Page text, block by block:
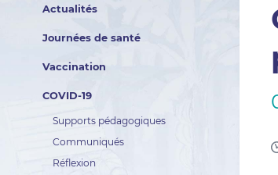
Actualités
Journées de santé
Vaccination
COVID-19
Supports pédagogiques
Communiqués
Réflexion